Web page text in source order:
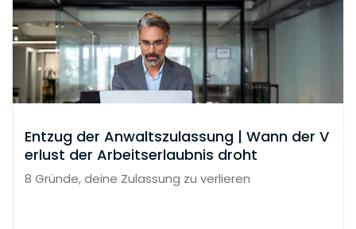
Entzug der Anwaltszulassung | Wann der V
erlust der Arbeitserlaubnis droht
8 Gründe, deine Zulassung zu verlieren